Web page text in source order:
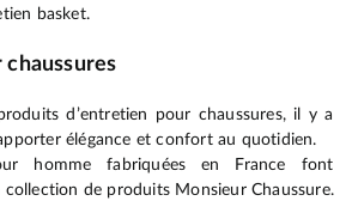
basket.
d’entretien pour chaussures, il y a
élégance et confort au quotidien.
homme fabriquées en France font
collection de produits Monsieur Chaussure.